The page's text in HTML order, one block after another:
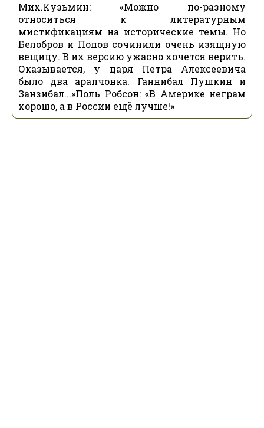
Мих.Кузьмин: «Можно по-разному
относиться к литературным
мистификациям на исторические темы. Но
Белобров и Попов сочинили очень изящную
вещицу. В их версию ужасно хочется верить.
Оказывается, у царя Петра Алексеевича
было два арапчонка. Ганнибал Пушкин и
Занзибал...»Поль Робсон: «В Америке неграм
хорошо, а в России ещё лучше!»